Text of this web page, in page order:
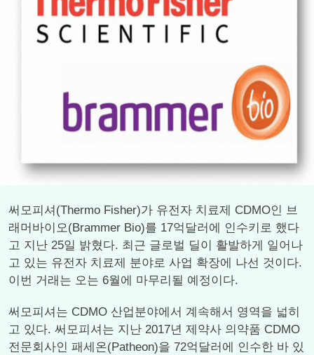
써모피셔(Thermo Fisher)가 유전자 치료제 CDMO인 브
래머바이오(Brammer Bio)를 17억달러에 인수키로 했다
고 지난 25일 밝혔다. 최근 글로벌 딜이 활발하게 일어나
고 있는 유전자 치료제 분야로 사업 확장에 나선 것이다.
이번 거래는 오는 6월에 마무리될 예정이다.
써모피셔는 CDMO 산업분야에서 계속해서 영역을 넓히
고 있다. 써모피셔는 지난 2017년 제약사 의약품 CDMO
전문회사인 패세온(Patheon)을 72억달러에 인수한 바 있